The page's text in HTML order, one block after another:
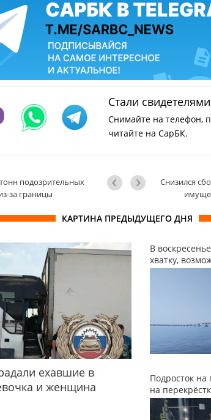
Стали
Снимайте на телефон,
читайте на СарБК.
подозрительных
за границы
Снизился
КАРТИНА ПРЕДЫДУЩЕГО ДНЯ
ехавшие в
и женщина
В
хватку,
Подросток на
на